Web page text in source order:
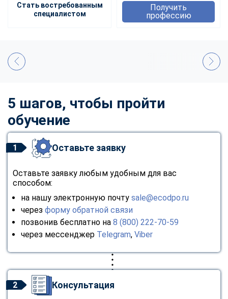
Стать востребованным
специалистом
Получить
профессию
5 шагов, чтобы пройти
обучение
1 Оставьте заявку
Оставьте заявку любым удобным для вас
способом:
на нашу электронную почту sale@ecodpo.ru
через форму обратной связи
позвонив бесплатно на 8 (800) 222-70-59
через мессенджер Telegram, Viber
2 Консультация